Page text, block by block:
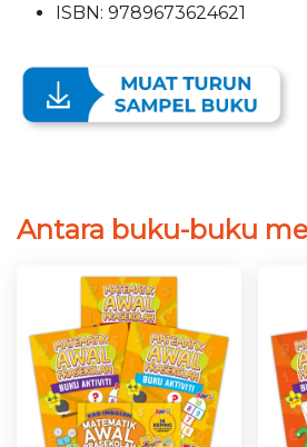
ISBN: 9789673624621
Antara buku-buku